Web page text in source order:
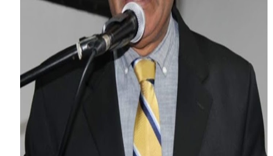
El PRM renueva su cúpula directiva: Luis Abinader
Fellito Suberví inspecciona obras en las “villas” y
Comedores Comunitarios de DASAC garantizan
UNTC inicia ofensiva para recuperar fuerza gremial
PRM escogerá este domingo su nueva cúpula